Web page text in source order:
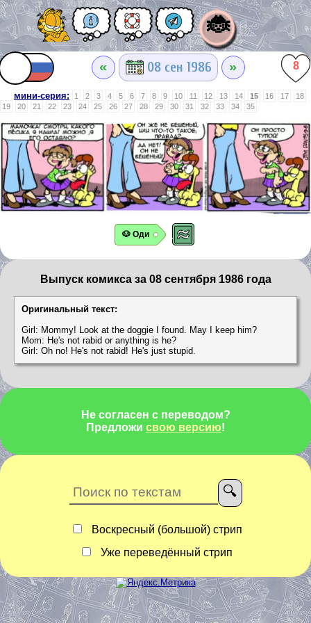
🐞
« 08 сен 1986 » 8
мини-серия: 1 2 3 4 5 6 7 8 9 10 11 12 13 14 15 16 17
18
19
20 21 22 23 24 25 26 27 28 29 30 31 32 33 34 35
🐶 Оди
Выпуск комикса за 08 сентября 1986 года
Оригинальный текст:
Girl: Mommy! Look at the doggie I found. May I keep him?
Mom: He's not rabid or anything is he?
Girl: Oh no! He's not rabid! He's just stupid.
Не согласен с переводом?
Предложи свою версию!
Воскресный (большой) стрип
Уже переведённый стрип